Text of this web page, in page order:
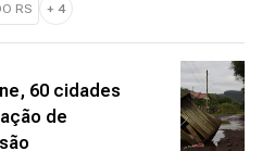
RS + 4
60 cidades
de